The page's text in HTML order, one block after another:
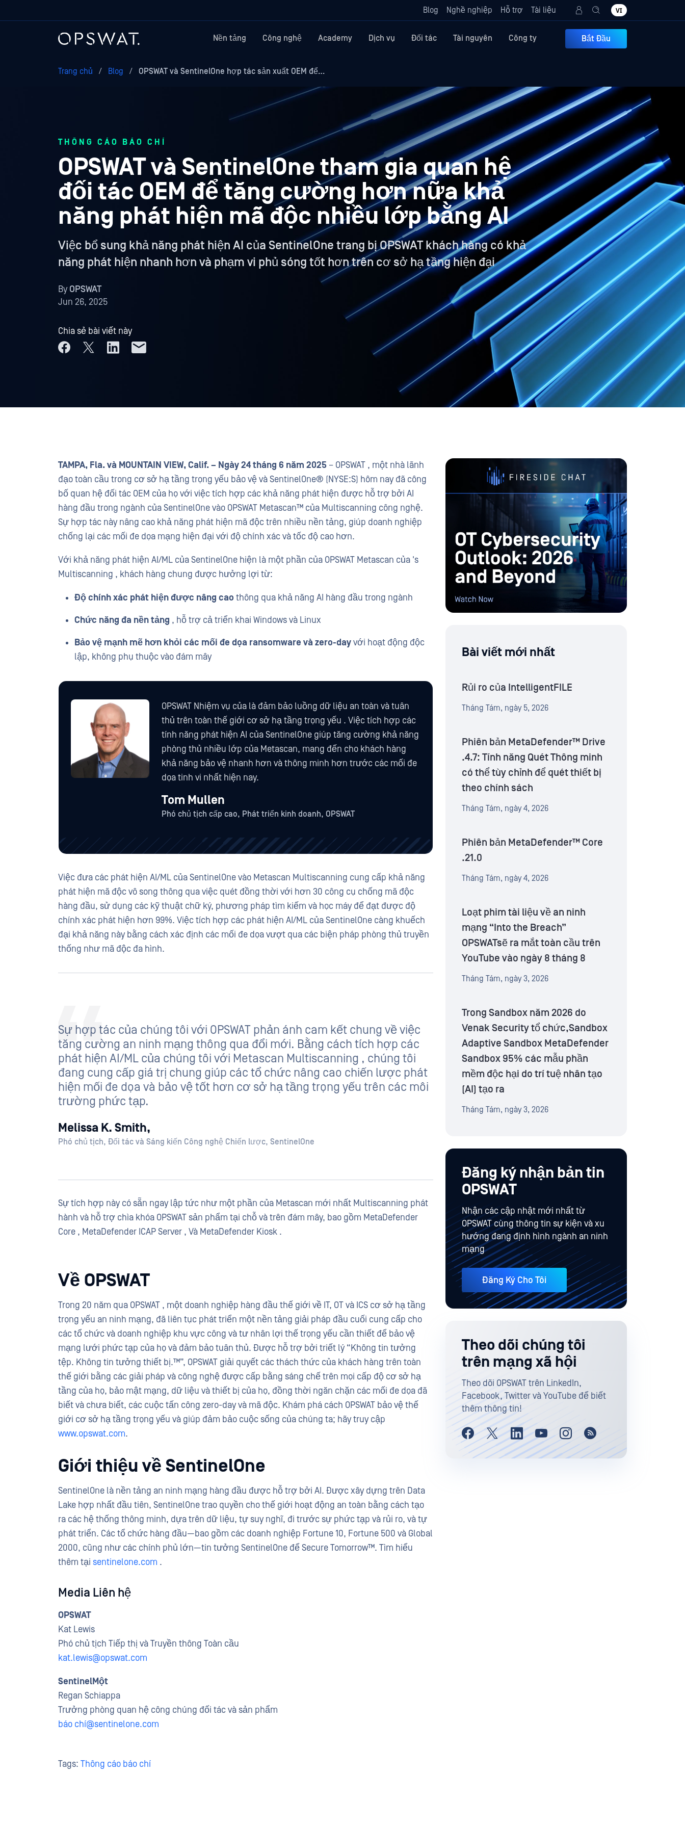
Blog Nghề nghiệp Hỗ trợ Tài liệu VI
Nền tảng Công nghệ Academy Dịch vụ Đối tác Tài nguyên Công ty Bắt Đầu
Trang chủ / Blog / OPSWAT và SentinelOne hợp tác sản xuất OEM để…
THÔNG CÁO BÁO CHÍ
OPSWAT và SentinelOne tham gia quan hệ
đối tác OEM để tăng cường hơn nữa khả
năng phát hiện mã độc nhiều lớp bằng AI
Việc bổ sung khả năng phát hiện AI của SentinelOne trang bị OPSWAT khách hàng có khả
năng phát hiện nhanh hơn và phạm vi phủ sóng tốt hơn trên cơ sở hạ tầng hiện đại
ByOPSWAT
Jun 26, 2025
Chia sẻ bài viết này
TAMPA, Fla. và MOUNTAIN VIEW, Calif.– Ngày 24 tháng 6 năm 2025 – OPSWAT , một nhà lãnh
đạo toàn cầu trong cơ sở hạ tầng trọng yếu bảo vệ và SentinelOne® (NYSE:S) hôm nay đã công
bố quan hệ đối tác OEM của họ với việc tích hợp các khả năng phát hiện được hỗ trợ bởi AI
hàng đầu trong ngành của SentinelOne vào OPSWAT Metascan™ của Multiscanning công nghệ.
Sự hợp tác này nâng cao khả năng phát hiện mã độc trên nhiều nền tảng, giúp doanh nghiệp
chống lại các mối đe dọa mạng hiện đại với độ chính xác và tốc độ cao hơn.
Với khả năng phát hiện AI/ML của SentinelOne hiện là một phần của OPSWAT Metascan của 's
Multiscanning , khách hàng chung được hưởng lợi từ:
Độ chính xác phát hiện được nâng cao thông qua khả năng AI hàng đầu trong ngành
Chức năng đa nền tảng , hỗ trợ cả triển khai Windows và Linux
Bảo vệ mạnh mẽ hơn khỏi các mối đe dọa ransomware và zero-dayvới hoạt động độc
lập, không phụ thuộc vào đám mây
OPSWAT Nhiệm vụ của là đảm bảo luồng dữ liệu an toàn và tuân
thủ trên toàn thế giới cơ sở hạ tầng trọng yếu . Việc tích hợp các
tính năng phát hiện AI của SentinelOne giúp tăng cường khả năng
phòng thủ nhiều lớp của Metascan, mang đến cho khách hàng
khả năng bảo vệ nhanh hơn và thông minh hơn trước các mối đe
dọa tinh vi nhất hiện nay.
Tom Mullen
Phó chủ tịch cấp cao, Phát triển kinh doanh, OPSWAT
Việc đưa các phát hiện AI/ML của SentinelOne vào Metascan Multiscanning cung cấp khả năng
phát hiện mã độc vô song thông qua việc quét đồng thời với hơn 30 công cụ chống mã độc
hàng đầu, sử dụng các kỹ thuật chữ ký, phương pháp tìm kiếm và học máy để đạt được độ
chính xác phát hiện hơn 99%. Việc tích hợp các phát hiện AI/ML của SentinelOne càng khuếch
đại khả năng này bằng cách xác định các mối đe dọa vượt qua các biện pháp phòng thủ truyền
thống như mã độc đa hình.
Sự hợp tác của chúng tôi với OPSWAT phản ánh cam kết chung về việc
tăng cường an ninh mạng thông qua đổi mới. Bằng cách tích hợp các
phát hiện AI/ML của chúng tôi với Metascan Multiscanning , chúng tôi
đang cung cấp giá trị chung giúp các tổ chức nâng cao chiến lược phát
hiện mối đe dọa và bảo vệ tốt hơn cơ sở hạ tầng trọng yếu trên các môi
trường phức tạp.
Melissa K. Smith,
Phó chủ tịch, Đối tác và Sáng kiến Công nghệ Chiến lược, SentinelOne
Sự tích hợp này có sẵn ngay lập tức như một phần của Metascan mới nhất Multiscanning phát
hành và hỗ trợ chìa khóa OPSWAT sản phẩm tại chỗ và trên đám mây, bao gồm MetaDefender
Core , MetaDefender ICAP Server , Và MetaDefender Kiosk .
Về OPSWAT
Trong 20 năm qua OPSWAT , một doanh nghiệp hàng đầu thế giới về IT, OT và ICS cơ sở hạ tầng
trọng yếu an ninh mạng, đã liên tục phát triển một nền tảng giải pháp đầu cuối cung cấp cho
các tổ chức và doanh nghiệp khu vực công và tư nhân lợi thế trọng yếu cần thiết để bảo vệ
mạng lưới phức tạp của họ và đảm bảo tuân thủ. Được hỗ trợ bởi triết lý “Không tin tưởng
tệp. Không tin tưởng thiết bị.™”, OPSWAT giải quyết các thách thức của khách hàng trên toàn
thế giới bằng các giải pháp và công nghệ được cấp bằng sáng chế trên mọi cấp độ cơ sở hạ
tầng của họ, bảo mật mạng, dữ liệu và thiết bị của họ, đồng thời ngăn chặn các mối đe dọa đã
biết và chưa biết, các cuộc tấn công zero-day và mã độc. Khám phá cách OPSWAT bảo vệ thế
giới cơ sở hạ tầng trọng yếu và giúp đảm bảo cuộc sống của chúng ta; hãy truy cập
www.opswat.com.
Giới thiệu về SentinelOne
SentinelOne là nền tảng an ninh mạng hàng đầu được hỗ trợ bởi AI. Được xây dựng trên Data
Lake hợp nhất đầu tiên, SentinelOne trao quyền cho thế giới hoạt động an toàn bằng cách tạo
ra các hệ thống thông minh, dựa trên dữ liệu, tự suy nghĩ, đi trước sự phức tạp và rủi ro, và tự
phát triển. Các tổ chức hàng đầu—bao gồm các doanh nghiệp Fortune 10, Fortune 500 và Global
2000, cũng như các chính phủ lớn—tin tưởng SentinelOne để Secure Tomorrow™. Tìm hiểu
thêm tại sentinelone.com .
Media Liên hệ
OPSWAT
Kat Lewis
Phó chủ tịch Tiếp thị và Truyền thông Toàn cầu
kat.lewis@opswat.com
SentinelMột
Regan Schiappa
Trưởng phòng quan hệ công chúng đối tác và sản phẩm
báo chí@sentinelone.com
Tags: Thông cáo báo chí
Bài viết mới nhất
Rủi ro của IntelligentFILE
Tháng Tám, ngày 5, 2026
Phiên bản MetaDefender™ Drive
.4.7: Tính năng Quét Thông minh
có thể tùy chỉnh để quét thiết bị
theo chính sách
Tháng Tám, ngày 4, 2026
Phiên bản MetaDefender™ Core
.21.0
Tháng Tám, ngày 4, 2026
Loạt phim tài liệu về an ninh
mạng “Into the Breach”
OPSWATsẽ ra mắt toàn cầu trên
YouTube vào ngày 8 tháng 8
Tháng Tám, ngày 3, 2026
Trong Sandbox năm 2026 do
Venak Security tổ chức,Sandbox
Adaptive Sandbox MetaDefender
Sandbox 95% các mẫu phần
mềm độc hại do trí tuệ nhân tạo
(AI) tạo ra
Tháng Tám, ngày 3, 2026
Đăng ký nhận bản tin
OPSWAT
Nhận các cập nhật mới nhất từ
OPSWAT cùng thông tin sự kiện và xu
hướng đang định hình ngành an ninh
mạng
Đăng Ký Cho Tôi
Theo dõi chúng tôi
trên mạng xã hội
Theo dõi OPSWAT trên LinkedIn,
Facebook, Twitter và YouTube để biết
thêm thông tin!